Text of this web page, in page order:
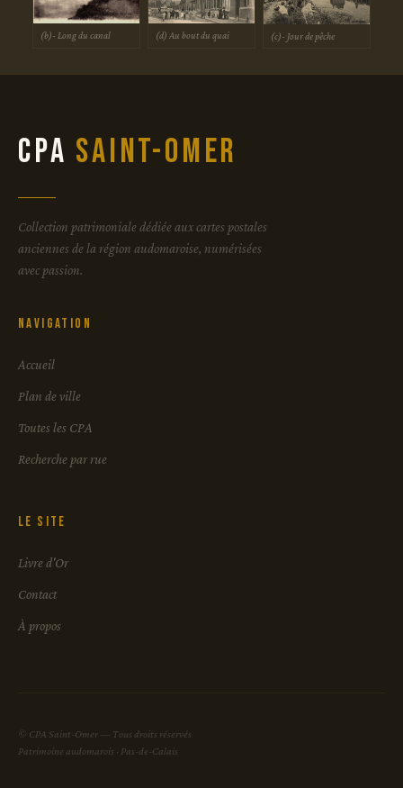
(b)- Long du canal (d) Au bout du quai (c)- Jour de pêche
CPA Saint-Omer
Collection patrimoniale dédiée aux cartes postales
anciennes de la région audomaroise, numérisées
avec passion.
Navigation
Accueil
Plan de ville
Toutes les CPA
Recherche par rue
Le site
Livre d'Or
Contact
À propos
© CPA Saint-Omer — Tous droits réservés
Patrimoine audomarois · Pas-de-Calais